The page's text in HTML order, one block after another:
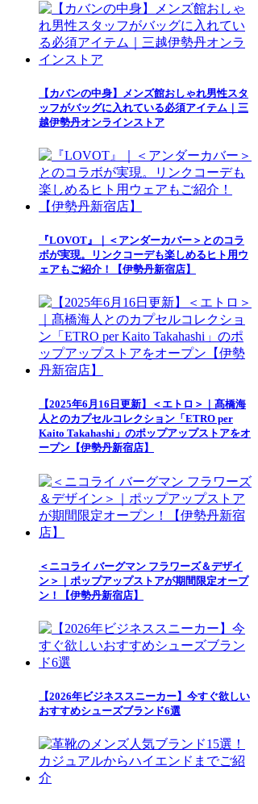
【カバンの中身】メンズ館おしゃれ男性スタ
ッフがバッグに入れている必須アイテム｜三
越伊勢丹オンラインストア
『LOVOT』｜＜アンダーカバー＞とのコラ
ボが実現。リンクコーデも楽しめるヒト用ウ
ェアもご紹介！【伊勢丹新宿店】
【2025年6月16日更新】＜エトロ＞｜髙橋海
人とのカプセルコレクション「ETRO per
Kaito Takahashi」のポップアップストアをオ
ープン【伊勢丹新宿店】
＜ニコライ バーグマン フラワーズ＆デザイ
ン＞｜ポップアップストアが期間限定オープ
ン！【伊勢丹新宿店】
【2026年ビジネススニーカー】今すぐ欲しい
おすすめシューズブランド6選